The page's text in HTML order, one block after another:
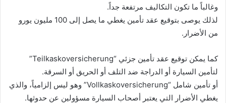
وغالباً ما تكون التكاليف مرتفعة جداً.
لذلك يوصى بتوقيع عقد تأمين يغطي ما يصل إلى 100 مليون يورو
من الأضرار.
كما يمكن توقيع عقد تأمين جزئي “Teilkaskoversicherung”
لتأمين السيارة أو الدراجة ضد التلف أو الحريق أو السرقة.
أو تأمين شامل “Vollkaskoversicherung” وهو ليس إلزامياً، والذي
يغطي الأضرار التي يعتبر أصحاب السيارة مسؤولين عن حدوثها.